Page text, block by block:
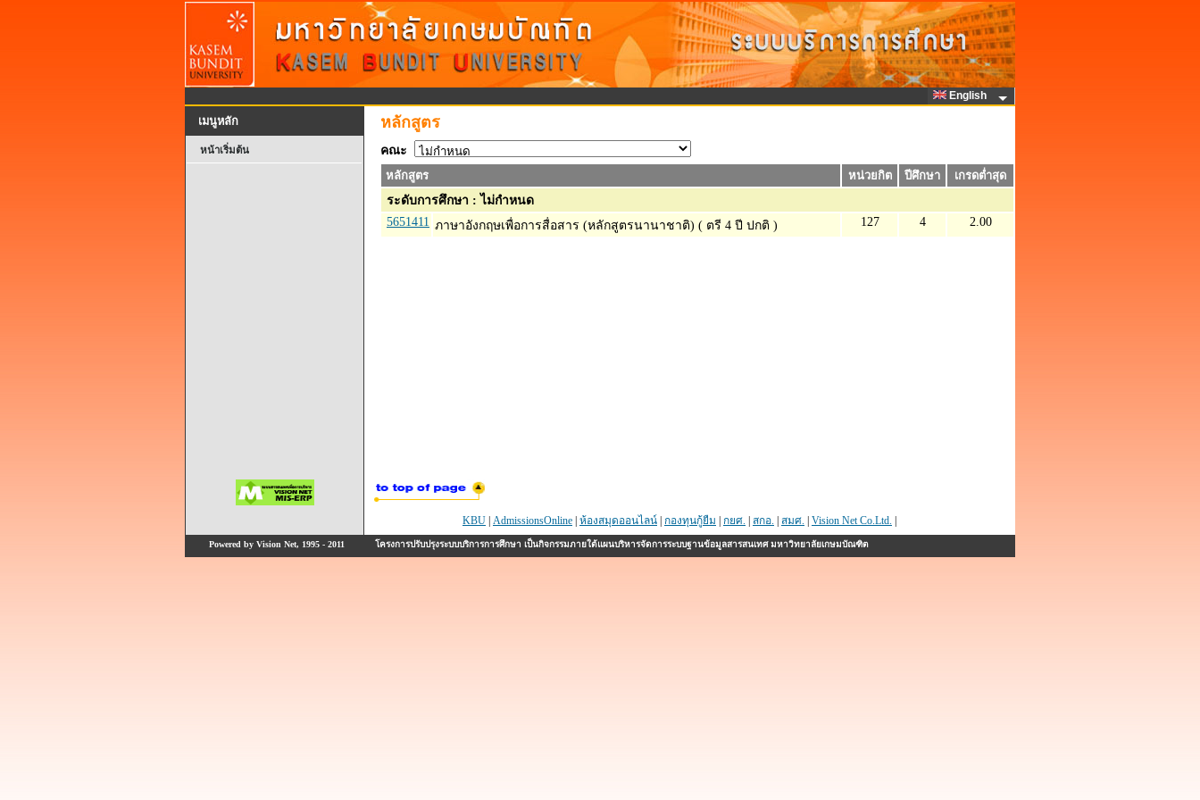
English
เมนูหลัก
หน้าเริ่มต้น
หลักสูตร
คณะ
หลักสูตร
หน่วยกิต ปีศึกษา
เกรดต่ำสุด
ระดับการศึกษา : ไม่กำหนด
5651411 ภาษาอังกฤษเพื่อการสื่อสาร (หลักสูตรนานาชาติ) ( ตรี 4 ปี ปกติ ) 127 4 2.00
KBU AdmissionsOnline ห้องสมุดออนไลน์ กองทุนกู้ยืม กยศ. สกอ. สมศ. Vision Net Co.Ltd.
Powered by Vision Net, 1995 - 2011 โครงการปรับปรุงระบบบริการการศึกษา เป็นกิจกรรมภายใต้แผนบริหารจัดการระบบฐานข้อมูลสารสนเทศ มหาวิทยาลัยเกษมบัณฑิต